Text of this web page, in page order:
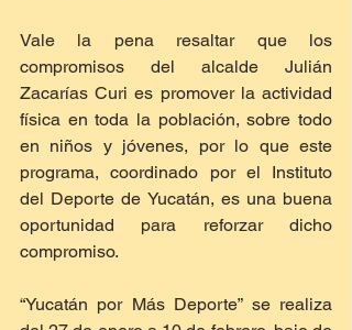
Vale la pena resaltar que los
compromisos del alcalde Julián
Zacarías Curi es promover la actividad
física en toda la población, sobre todo
en niños y jóvenes, por lo que este
programa, coordinado por el Instituto
del Deporte de Yucatán, es una buena
oportunidad para reforzar dicho
compromiso.
“Yucatán por Más Deporte” se realiza